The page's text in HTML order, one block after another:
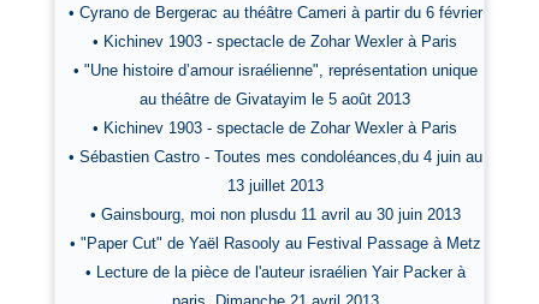
• Cyrano de Bergerac au théâtre Cameri à partir du 6 février
• Kichinev 1903 - spectacle de Zohar Wexler à Paris
• "Une histoire d’amour israélienne", représentation unique
au théâtre de Givatayim le 5 août 2013
• Kichinev 1903 - spectacle de Zohar Wexler à Paris
• Sébastien Castro - Toutes mes condoléances,du 4 juin au
13 juillet 2013
• Gainsbourg, moi non plusdu 11 avril au 30 juin 2013
• "Paper Cut" de Yaël Rasooly au Festival Passage à Metz
• Lecture de la pièce de l'auteur israélien Yair Packer à